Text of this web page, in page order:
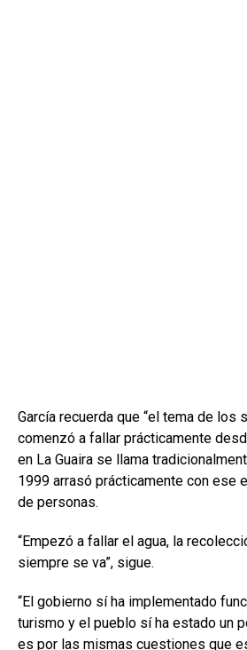
García recuerda que “el tema de los
comenzó a fallar prácticamente
en La Guaira se llama
1999 arrasó prácticamente con ese
de personas.
“Empezó a fallar el agua, la
siempre se va”, sigue.
“El gobierno sí ha implementado
turismo y el pueblo sí ha estado un
es por las mismas cuestiones que